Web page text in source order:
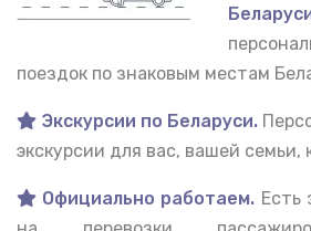
поездок по знаковым местам
Экскурсии по Беларуси.
экскурсии для вас, вашей семьи,
Официально работаем. Есть